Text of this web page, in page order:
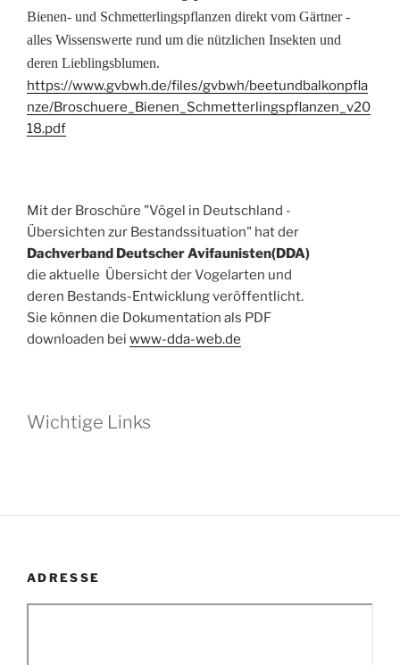
Bienen- und Schmetterlingspflanzen direkt vom Gärtner -
alles Wissenswerte rund um die nützlichen Insekten und
deren Lieblingsblumen.
https://www.gvbwh.de/files/gvbwh/beetundbalkonpfla
nze/Broschuere_Bienen_Schmetterlingspflanzen_v20
18.pdf
Mit der Broschüre "Vögel in Deutschland -
Übersichten zur Bestandssituation" hat der
Dachverband Deutscher Avifaunisten(DDA)
die aktuelle Übersicht der Vogelarten und
deren Bestands-Entwicklung veröffentlicht.
Sie können die Dokumentation als PDF
downloaden bei www-dda-web.de
Wichtige Links
ADRESSE